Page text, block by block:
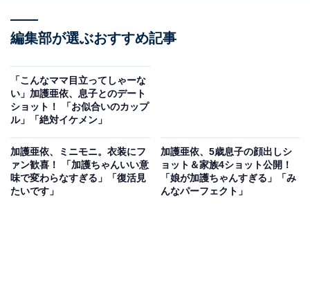
編集部が選ぶおすすめ記事
「こんなママ目立ってしゃーな
い」加護亜依、息子とのデート
ショット！ 「お似合いのカップ
ル」「絶対イケメン」
加護亜依、ミニモニ。衣装にフ
ァン歓喜！ 「加護ちゃんいい意
味で変わらなすぎる」「復活見
たいです」
加護亜依、5歳息子の顔出しシ
ョット＆家族4ショット公開！
「娘が加護ちゃんすぎる」「み
んなパーフェクト」